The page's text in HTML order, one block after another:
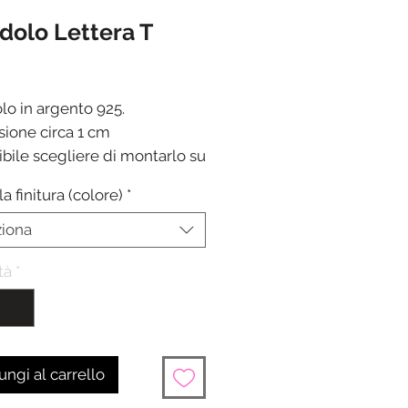
Lettera T
in argento 925.
circa 1 cm
scegliere di montarlo su
in 24/48 ore dalla
del pagamento
finitura (colore) *
*
al carrello